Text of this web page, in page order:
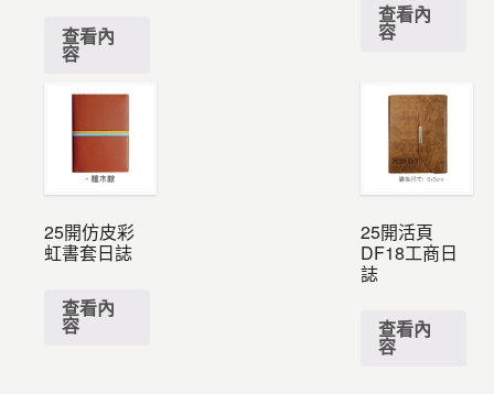
查看內
容
查看內
容
25開仿皮彩
虹書套日誌
查看內
容
25開活頁
DF18工商日
誌
查看內
容